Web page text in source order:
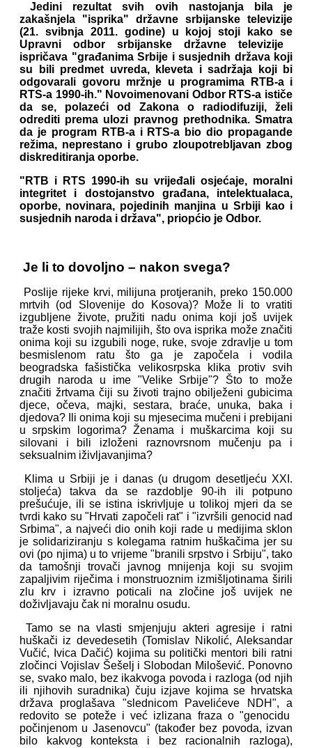
Jedini rezultat svih ovih nastojanja bila je
zakašnjela "isprika" državne srbijanske televizije
(21. svibnja 2011. godine) u kojoj stoji kako se
Upravni odbor srbijanske državne televizije
ispričava "građanima Srbije i susjednih država koji
su bili predmet uvreda, kleveta i sadržaja koji bi
odgovarali govoru mržnje u programima RTB-a i
RTS-a 1990-ih." Novoimenovani Odbor RTS-a ističe
da se, polazeći od Zakona o radiodifuziji, želi
odrediti prema ulozi pravnog prethodnika. Smatra
da je program RTB-a i RTS-a bio dio propagande
režima, neprestano i grubo zloupotrebljavan zbog
diskreditiranja oporbe.
"RTB i RTS 1990-ih su vrijeđali osjećaje, moralni
integritet i dostojanstvo građana, intelektualaca,
oporbe, novinara, pojedinih manjina u Srbiji kao i
susjednih naroda i država", priopćio je Odbor.
Je li to dovoljno – nakon svega?
Poslije rijeke krvi, milijuna protjeranih, preko 150.000
mrtvih (od Slovenije do Kosova)? Može li to vratiti
izgubljene živote, pružiti nadu onima koji još uvijek
traže kosti svojih najmilijih, što ova isprika može značiti
onima koji su izgubili noge, ruke, svoje zdravlje u tom
besmislenom ratu što ga je započela i vodila
beogradska fašistička velikosrpska klika protiv svih
drugih naroda u ime "Velike Srbije"? Što to može
značiti žrtvama čiji su životi trajno obilježeni gubicima
djece, očeva, majki, sestara, braće, unuka, baka i
djedova? Ili onima koji su mjesecima mučeni i prebijani
u srpskim logorima? Ženama i muškarcima koji su
silovani i bili izloženi raznovrsnom mučenju pa i
seksualnim iživljavanjima?
Klima u Srbiji je i danas (u drugom desetljeću XXI.
stoljeća) takva da se razdoblje 90-ih ili potpuno
prešućuje, ili se istina iskrivljuje u tolikoj mjeri da se
tvrdi kako su "Hrvati započeli rat" i "izvršili genocid nad
Srbima", a najveći dio onih koji rade u medijima sklon
je solidariziranju s kolegama ratnim huškačima jer su
ovi (po njima) u to vrijeme "branili srpstvo i Srbiju", tako
da tamošnji trovači javnog mnijenja koji su svojim
zapaljivim riječima i monstruoznim izmišljotinama širili
zlu krv i izravno poticali na zločine još uvijek ne
doživljavaju čak ni moralnu osudu.
Tamo se na vlasti smjenjuju akteri agresije i ratni
huškači iz devedesetih (Tomislav Nikolić, Aleksandar
Vučić, Ivica Dačić) kojima su politički mentori bili ratni
zločinci Vojislav Šešelj i Slobodan Milošević. Ponovno
se, svako malo, bez ikakvoga povoda i razloga (od njih
ili njihovih suradnika) čuju izjave kojima se hrvatska
država proglašava "slednicom Pavelićeve NDH", a
redovito se poteže i već izlizana fraza o "genocidu
počinjenom u Jasenovcu" (također bez povoda, izvan
bilo kakvog konteksta i bez racionalnih razloga),